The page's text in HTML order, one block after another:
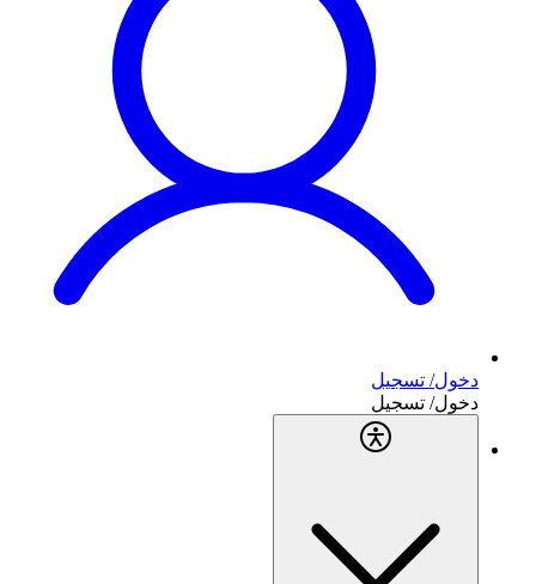
دخول/ تسجيل
دخول/ تسجيل